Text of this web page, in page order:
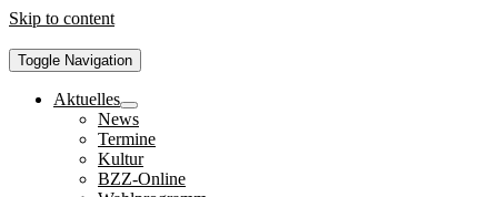
Skip to content
Toggle Navigation
Aktuelles
News
Termine
Kultur
BZZ-Online